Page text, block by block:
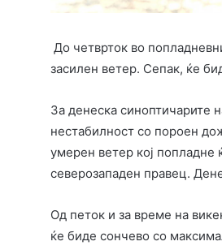
До четврток во
засилен ветер. Сепак, ќе
За денеска синоптичарите
нестабилност со пороен
умерен ветер кој попладне
северозападен правец.
Од петок и за време на
ќе биде сончево со